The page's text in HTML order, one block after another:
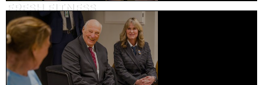
FRESH FITNESS
Reklame, trening